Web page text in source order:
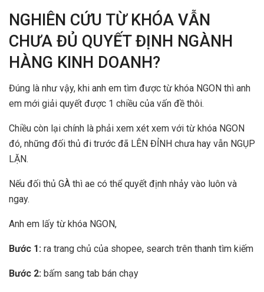
NGHIÊN CỨU TỪ KHÓA VẪN
CHƯA ĐỦ QUYẾT ĐỊNH NGÀNH
HÀNG KINH DOANH?
Đúng là như vậy, khi anh em tìm được từ khóa NGON thì anh
em mới giải quyết được 1 chiều của vấn đề thôi.
Chiều còn lại chính là phải xem xét xem với từ khóa NGON
đó, những đối thủ đi trước đã LÊN ĐỈNH chưa hay vẫn NGỤP
LẶN.
Nếu đối thủ GÀ thì ae có thể quyết định nhảy vào luôn và
ngay.
Anh em lấy từ khóa NGON,
Bước 1: ra trang chủ của shopee, search trên thanh tìm kiếm
Bước 2: bấm sang tab bán chạy